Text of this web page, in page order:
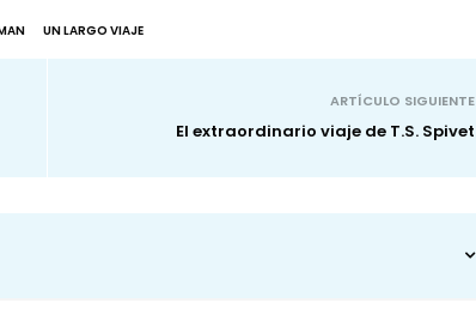
UN LARGO VIAJE
ARTÍCULO SIGUIENTE
El extraordinario viaje de T.S. Spivet